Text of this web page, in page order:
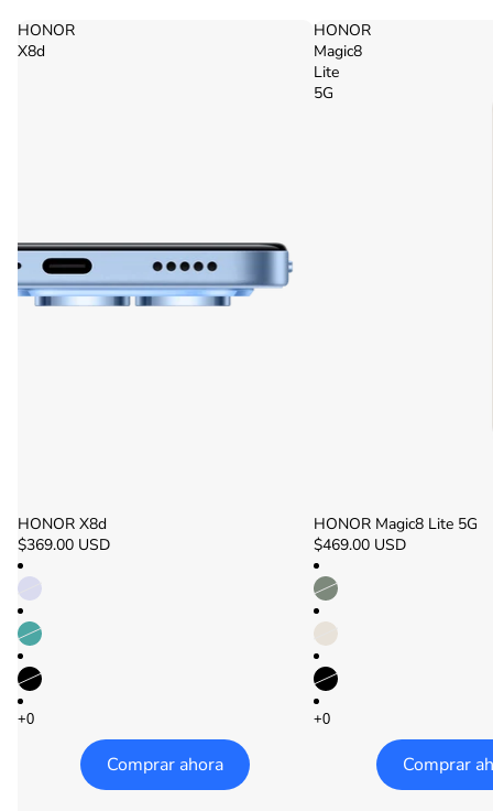
HONOR
X8d
Agotado
HONOR X8d
$369.00 USD
Comprar ahora
HONOR
Magic8
Lite
5G
Agotado
HONOR Magic8 Lite 5G
$469.00 USD
Comprar